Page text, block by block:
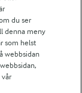
du ser
denna meny
som helst
webbsidan